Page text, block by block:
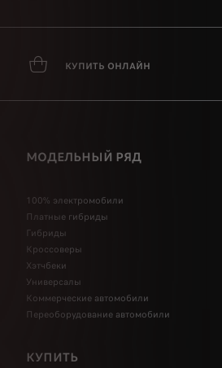
КУПИТЬ ОНЛАЙН
МОДЕЛЬНЫЙ РЯД
100% электромобили
Платные гибриды
Гибриды
Кроссоверы
Хэтчбеки
Универсалы
Коммерческие автомобили
Переоборудование автомобили
КУПИТЬ